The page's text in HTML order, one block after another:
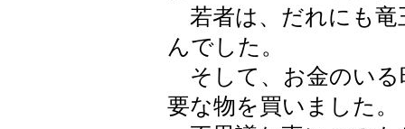
若者は、だれにも竜
んでした。
そして、お金のいる
要な物を買いました。